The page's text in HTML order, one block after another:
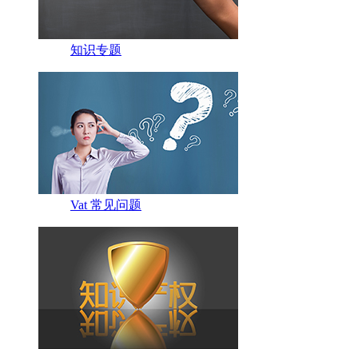
知识专题
Vat 常见问题